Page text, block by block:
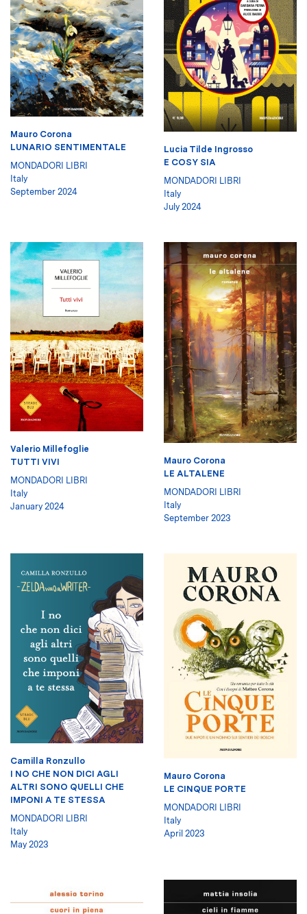
Mauro Corona
LUNARIO SENTIMENTALE
MONDADORI LIBRI
Italy
September 2024
Lucia Tilde Ingrosso
E COSY SIA
MONDADORI LIBRI
Italy
July 2024
Valerio Millefoglie
TUTTI VIVI
MONDADORI LIBRI
Italy
January 2024
Mauro Corona
LE ALTALENE
MONDADORI LIBRI
Italy
September 2023
Camilla Ronzullo
I NO CHE NON DICI AGLI
ALTRI SONO QUELLI CHE
IMPONI A TE STESSA
MONDADORI LIBRI
Italy
May 2023
Mauro Corona
LE CINQUE PORTE
MONDADORI LIBRI
Italy
April 2023